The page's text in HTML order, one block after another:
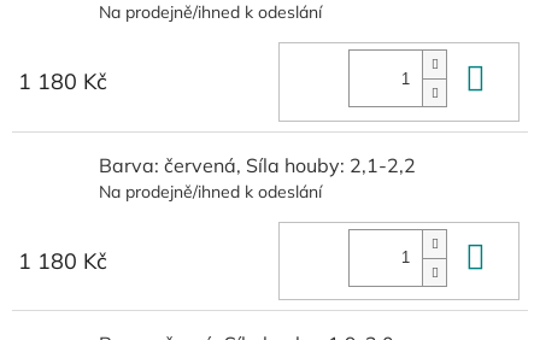
Na prodejně/ihned k odeslání
1 180 Kč
Barva: červená, Síla houby: 2,1-2,2
Na prodejně/ihned k odeslání
1 180 Kč